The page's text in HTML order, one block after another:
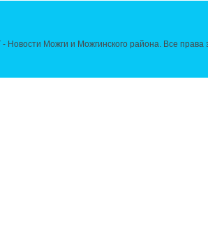
Новости Можги и Можгинского района. Все